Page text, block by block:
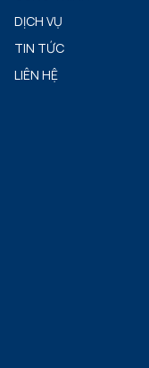
DỊCH VỤ
TIN TỨC
LIÊN HỆ